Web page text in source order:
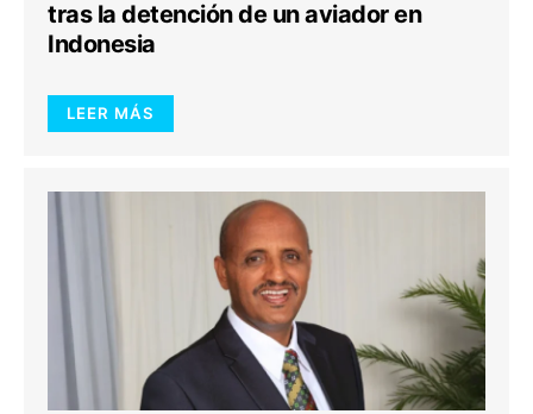
tras la detención de un aviador en
Indonesia
LEER MÁS